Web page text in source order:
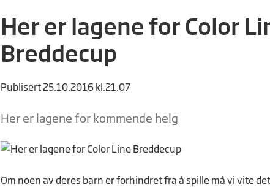
Her er lagene for Color
Breddecup
Publisert 25.10.2016 kl.21.07
Her er lagene for kommende helg
Om noen av deres barn er forhindret fra å spille må vi vite